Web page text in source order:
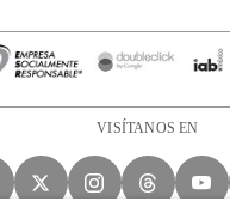
VISÍTANOS EN